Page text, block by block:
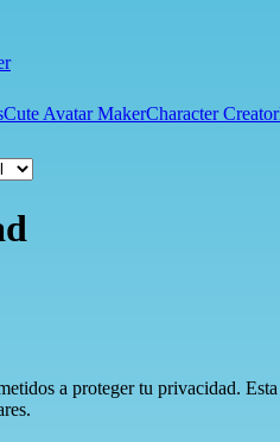
Cute Avatar MakerCharacter Creator
a proteger tu privacidad.